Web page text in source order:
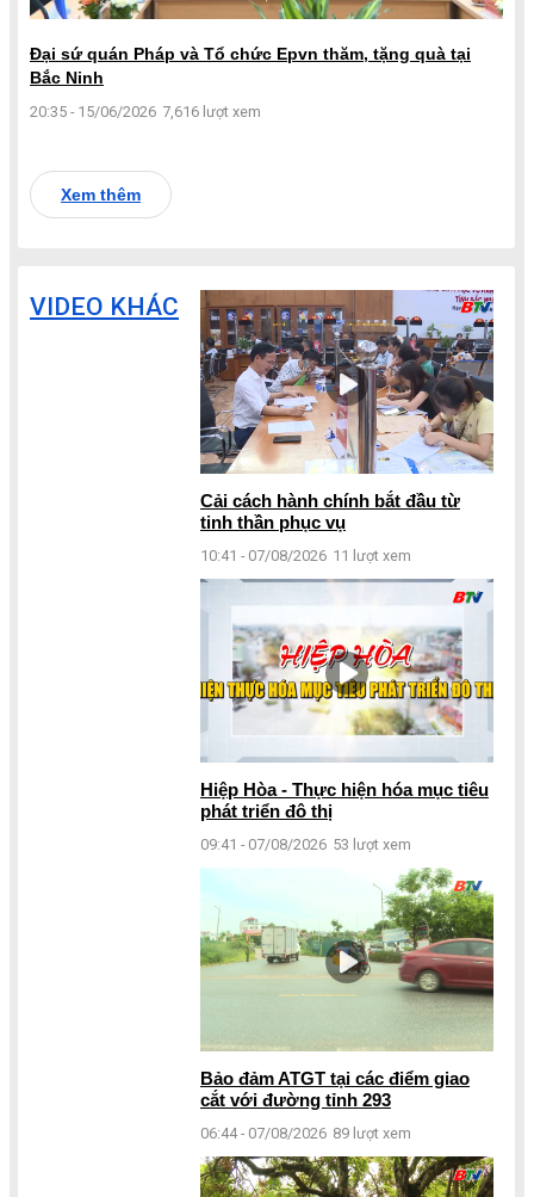
Đại sứ quán Pháp và Tổ chức Epvn thăm, tặng quà tại
Bắc Ninh
20:35 - 15/06/2026 7,616 lượt xem
Xem thêm
VIDEO KHÁC
Cải cách hành chính bắt đầu từ
tinh thần phục vụ
10:41 - 07/08/2026 11 lượt xem
Hiệp Hòa - Thực hiện hóa mục tiêu
phát triển đô thị
09:41 - 07/08/2026 53 lượt xem
Bảo đảm ATGT tại các điểm giao
cắt với đường tỉnh 293
06:44 - 07/08/2026 89 lượt xem